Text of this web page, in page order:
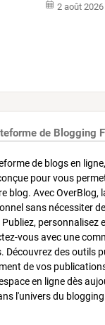
2 août 2026
de Blogging
de blogs en
pour vous
blog. Avec OverBlog,
sans nécessiter
personnalisez
vous avec une
Découvrez des outils
de vos
en ligne dès
l'univers du